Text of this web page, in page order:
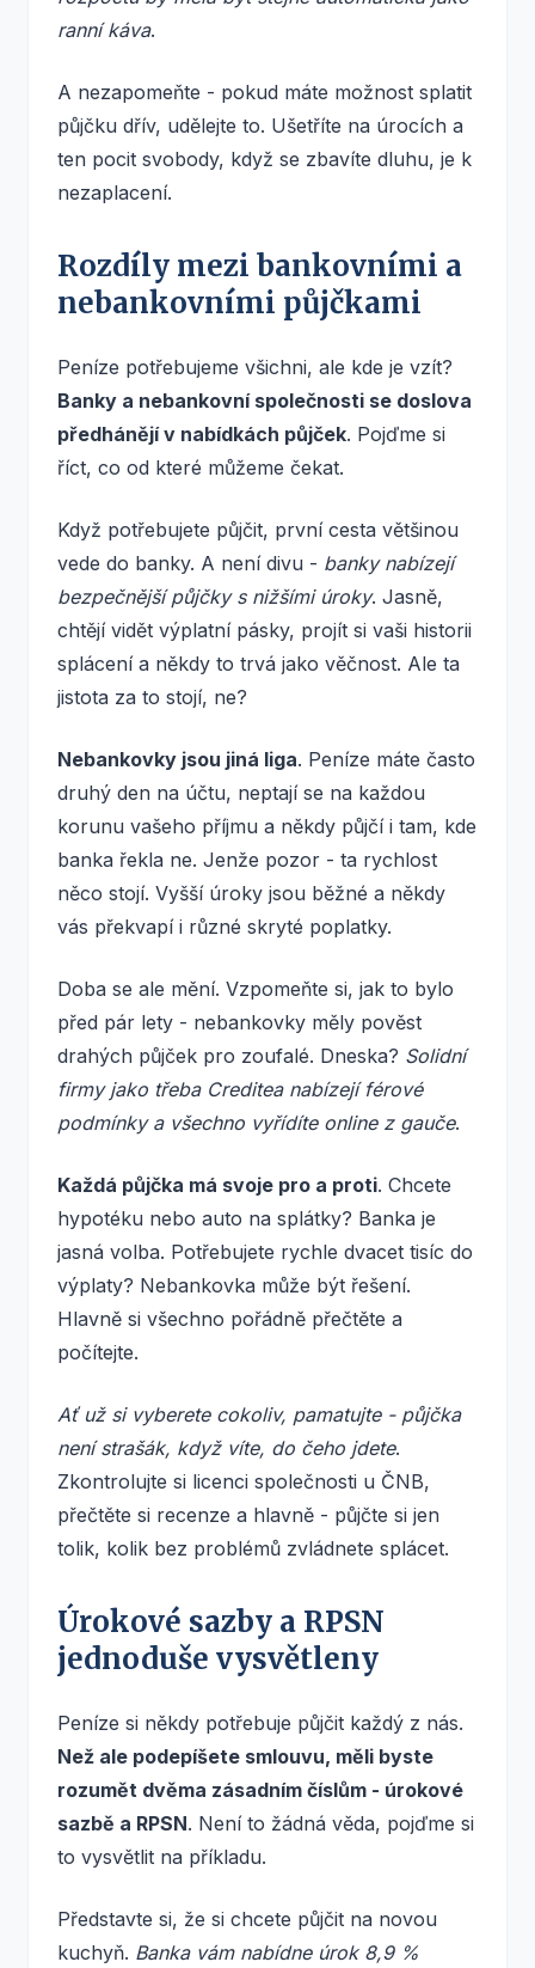
ranní káva.
A nezapomeňte - pokud máte možnost splatit
půjčku dřív, udělejte to. Ušetříte na úrocích a
ten pocit svobody, když se zbavíte dluhu, je k
nezaplacení.
Rozdíly mezi bankovními a
nebankovními půjčkami
Peníze potřebujeme všichni, ale kde je vzít?
Banky a nebankovní společnosti se doslova
předhánějí v nabídkách půjček. Pojďme si
říct, co od které můžeme čekat.
Když potřebujete půjčit, první cesta většinou
vede do banky. A není divu - banky nabízejí
bezpečnější půjčky s nižšími úroky. Jasně,
chtějí vidět výplatní pásky, projít si vaši historii
splácení a někdy to trvá jako věčnost. Ale ta
jistota za to stojí, ne?
Nebankovky jsou jiná liga. Peníze máte často
druhý den na účtu, neptají se na každou
korunu vašeho příjmu a někdy půjčí i tam, kde
banka řekla ne. Jenže pozor - ta rychlost
něco stojí. Vyšší úroky jsou běžné a někdy
vás překvapí i různé skryté poplatky.
Doba se ale mění. Vzpomeňte si, jak to bylo
před pár lety - nebankovky měly pověst
drahých půjček pro zoufalé. Dneska? Solidní
firmy jako třeba Creditea nabízejí férové
podmínky a všechno vyřídíte online z gauče.
Každá půjčka má svoje pro a proti. Chcete
hypotéku nebo auto na splátky? Banka je
jasná volba. Potřebujete rychle dvacet tisíc do
výplaty? Nebankovka může být řešení.
Hlavně si všechno pořádně přečtěte a
počítejte.
Ať už si vyberete cokoliv, pamatujte - půjčka
není strašák, když víte, do čeho jdete.
Zkontrolujte si licenci společnosti u ČNB,
přečtěte si recenze a hlavně - půjčte si jen
tolik, kolik bez problémů zvládnete splácet.
Úrokové sazby a RPSN
jednoduše vysvětleny
Peníze si někdy potřebuje půjčit každý z nás.
Než ale podepíšete smlouvu, měli byste
rozumět dvěma zásadním číslům - úrokové
sazbě a RPSN. Není to žádná věda, pojďme si
to vysvětlit na příkladu.
Představte si, že si chcete půjčit na novou
kuchyň. Banka vám nabídne úrok 8,9 %